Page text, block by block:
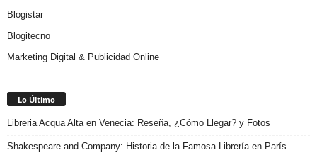
Blogistar
Blogitecno
Marketing Digital & Publicidad Online
Lo Último
Libreria Acqua Alta en Venecia: Reseña, ¿Cómo Llegar? y Fotos
Shakespeare and Company: Historia de la Famosa Librería en París